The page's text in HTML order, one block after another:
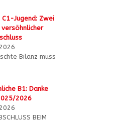
C1-Jugend: Zwei
Bilanz muss
B1: Danke
2026
BEIM